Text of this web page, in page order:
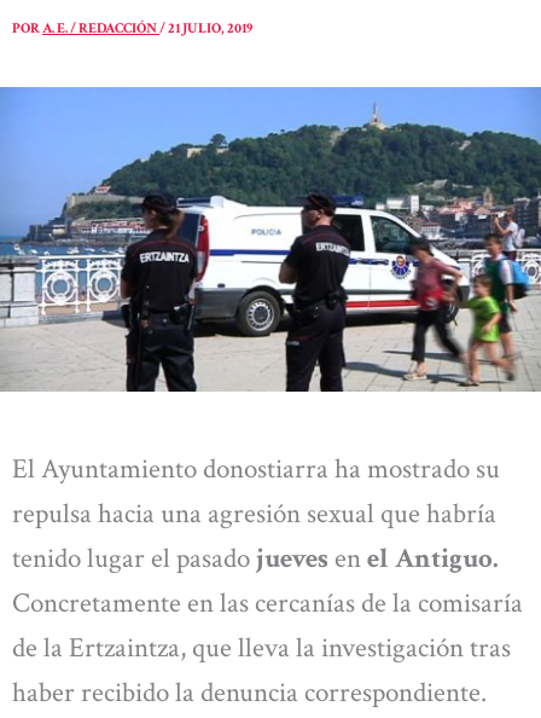
PORA. E. / REDACCIÓN/21 JULIO, 2019
El Ayuntamiento donostiarra ha mostrado su
repulsa hacia una agresión sexual que habría
tenido lugar el pasadojueves enel Antiguo.
Concretamente en las cercanías de la comisaría
de la Ertzaintza, que lleva la investigación tras
haber recibido la denuncia correspondiente.